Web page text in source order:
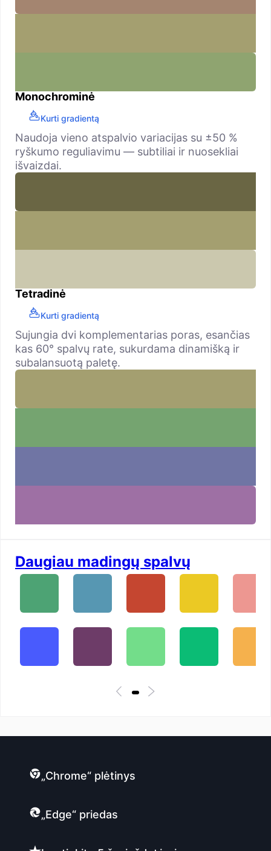
Monochrominė
Kurti gradientą
Naudoja vieno atspalvio variacijas su ±50 %
ryškumo reguliavimu — subtiliai ir nuosekliai
išvaizdai.
Tetradinė
Kurti gradientą
Sujungia dvi komplementarias poras, esančias
kas 60° spalvų rate, sukurdama dinamišką ir
subalansuotą paletę.
Daugiau madingų spalvų
„Chrome“ plėtinys
„Edge“ priedas